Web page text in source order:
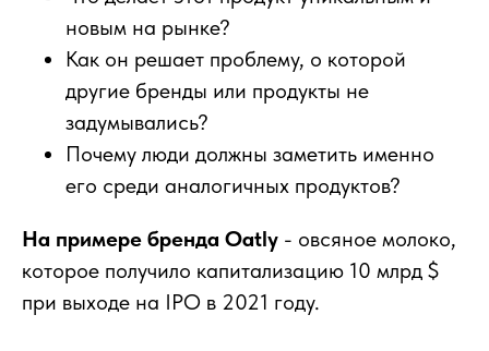
новым на рынке?
Как он решает проблему, о которой
другие бренды или продукты не
задумывались?
Почему люди должны заметить именно
его среди аналогичных продуктов?
На примере бренда Oatly - овсяное молоко,
которое получило капитализацию 10 млрд $
при выходе на IPO в 2021 году.